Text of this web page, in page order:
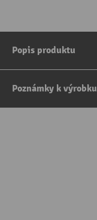
Popis produktu
Poznámky k výrobku